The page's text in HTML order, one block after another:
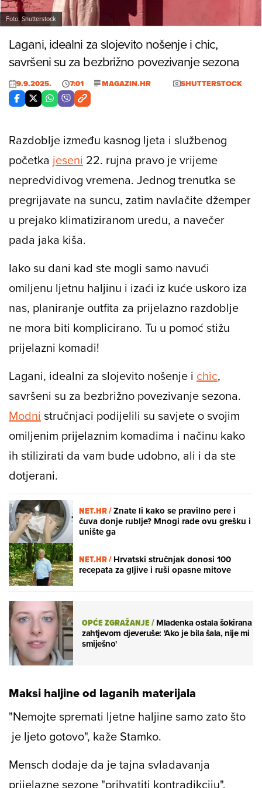
Foto: Shutterstock
Lagani, idealni za slojevito nošenje ichic,
savršeni su za bezbrižno povezivanje sezona
9.9.2025. 7:01 MAGAZIN.HR SHUTTERSTOCK
Razdoblje između kasnog ljeta i službenog
početka jeseni 22. rujna pravo je vrijeme
nepredvidivog vremena. Jednog trenutka se
pregrijavate na suncu, zatim navlačite džemper
u prejako klimatiziranom uredu, a navečer
pada jaka kiša.
Iako su dani kad ste mogli samo navući
omiljenu ljetnu haljinu i izaći iz kuće uskoro iza
nas, planiranje outfita za prijelazno razdoblje
ne mora biti komplicirano. Tu u pomoć stižu
prijelazni komadi!
Lagani, idealni za slojevito nošenje i chic,
savršeni su za bezbrižno povezivanje sezona.
Modni stručnjaci podijelili su savjete o svojim
omiljenim prijelaznim komadima i načinu kako
ih stilizirati da vam bude udobno, ali i da ste
dotjerani.
NET.HR /Znate li kako se pravilno pere i
čuva donje rublje? Mnogi rade ovu grešku i
unište ga
NET.HR /Hrvatski stručnjak donosi 100
recepata za gljive i ruši opasne mitove
OPĆE ZGRAŽANJE/Mladenka ostala šokirana
zahtjevom djeveruše: 'Ako je bila šala, nije mi
smiješno'
Maksi haljine od laganih materijala
"Nemojte spremati ljetne haljine samo zato što
je ljeto gotovo", kaže Stamko.
Mensch dodaje da je tajna svladavanja
prijelazne sezone "prihvatiti kontradikciju".